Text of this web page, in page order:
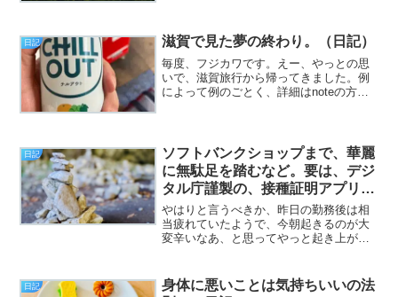
日記 滋賀で見た夢の終わり。（日記）
毎度、フジカワです。えー、やっとの思
いで、滋賀旅行から帰ってきました。例
によって例のごとく、詳細はnoteの方
寺、建部大社、多賀大社、近...
日記
ソフトバンクショップまで、華麗
に無駄足を踏むなど。要は、デジ
タル庁謹製の、接種証明アプリの
話。（日記）
やはりと言うべきか、昨日の勤務後は相
当疲れていたようで、今朝起きるのが大
変辛いなあ、と思ってやっと起き上がっ
フジカワです。僕としては大変珍しいの
日記
身体に悪いことは気持ちいいの法